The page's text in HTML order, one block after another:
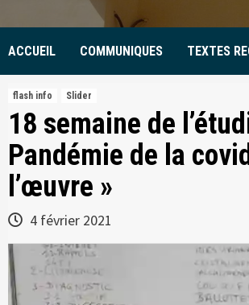
ACCUEIL COMMUNIQUES TEXTES
flash info Slider
18 semaine de
Pandémie de la
l’œuvre »
4 février 2021